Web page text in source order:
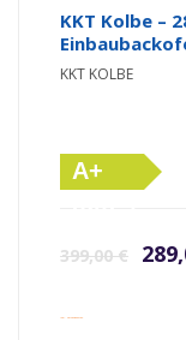
KKT Kolbe –
KKT KOLBE
A+
399,00€
inkl. Versandkosten